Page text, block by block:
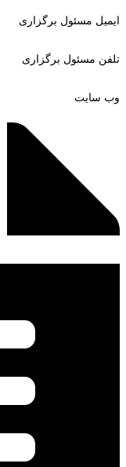
ایمیل مسئول برگزاری
تلفن مسئول برگزاری
وب سایت